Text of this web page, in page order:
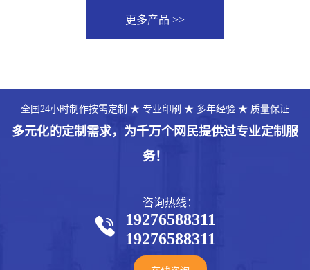
更多产品 >>
全国24小时制作按需定制 ★ 专业印刷 ★ 多年经验 ★ 质量保证
多元化的定制需求，为千万个网民提供过专业定制服
务！

咨询热线：
19276588311
19276588311